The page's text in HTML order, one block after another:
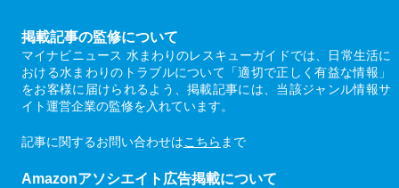
掲載記事の監修について
マイナビニュース 水まわりのレスキューガイドでは、日常生活に
おける水まわりのトラブルについて「適切で正しく有益な情報」
をお客様に届けられるよう、掲載記事には、当該ジャンル情報サ
イト運営企業の監修を入れています。
記事に関するお問い合わせはこちら まで
Amazonアソシエイト広告掲載について